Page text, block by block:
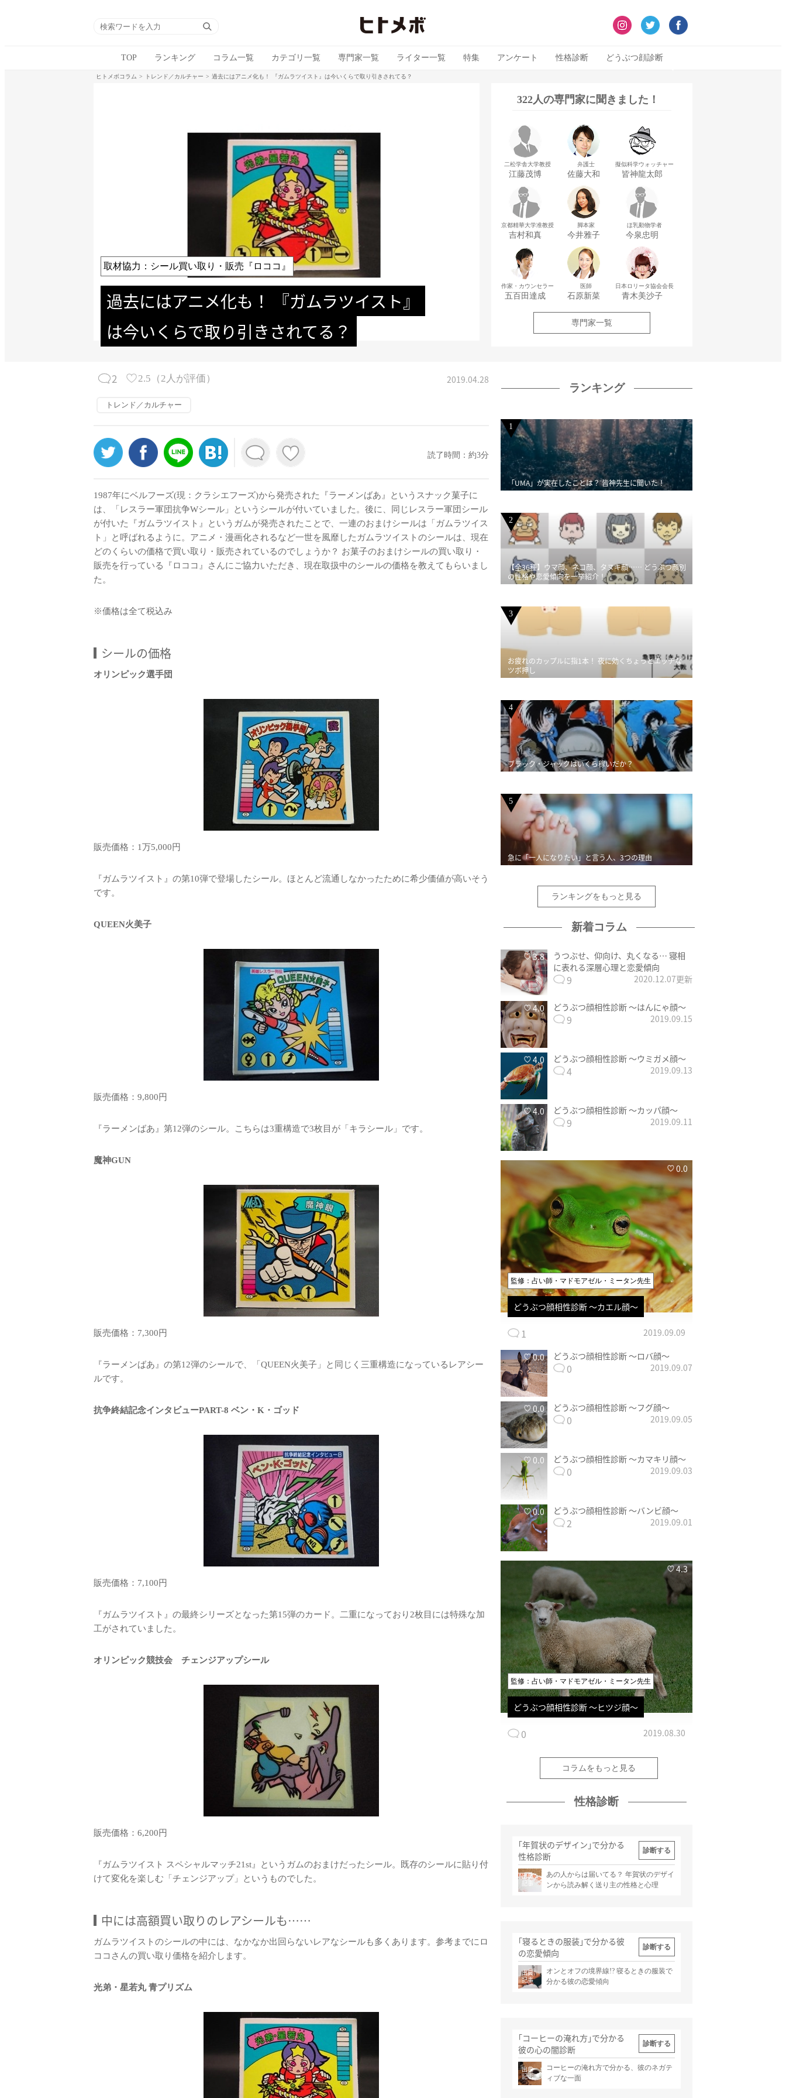
TOP ランキング コラム一覧 カテゴリ一覧 専門家一覧 ライター一覧 特集 アンケート 性格診断 どうぶつ顔診断
ヒトメボコラム トレンド／カルチャー 過去にはアニメ化も！ 『ガムラツイスト』は今いくらで取り引きされてる？
取材協力：シール買い取り・販売『ロココ』
過去にはアニメ化も！ 『ガムラツイスト』
は今いくらで取り引きされてる？
322人の専門家に聞きました！
二松学舎大学教授
江藤茂博
弁護士
佐藤大和
擬似科学ウォッチャー
皆神龍太郎
京都精華大学准教授
吉村和真
脚本家
今井雅子
ほ乳動物学者
今泉忠明
作家・カウンセラー
五百田達成
医師
石原新菜
日本ロリータ協会会長
青木美沙子
専門家一覧
2 2.5 （2 人が評価） 2019.04.28
トレンド／カルチャー
読了時間：約3分
1987年にベルフーズ(現：クラシエフーズ)から発売された『ラーメンばあ』というスナック菓子に
は、「レスラー軍団抗争Wシール」というシールが付いていました。後に、同じレスラー軍団シール
が付いた『ガムラツイスト』というガムが発売されたことで、一連のおまけシールは「ガムラツイス
ト」と呼ばれるように。アニメ・漫画化されるなど一世を風靡したガムラツイストのシールは、現在
どのくらいの価格で買い取り・販売されているのでしょうか？ お菓子のおまけシールの買い取り・
販売を行っている『ロココ』さんにご協力いただき、現在取扱中のシールの価格を教えてもらいまし
た。
※価格は全て税込み
シールの価格
オリンピック選手団
販売価格：1万5,000円
『ガムラツイスト』の第10弾で登場したシール。ほとんど流通しなかったために希少価値が高いそう
です。
QUEEN火美子
販売価格：9,800円
『ラーメンばあ』第12弾のシール。こちらは3重構造で3枚目が「キラシール」です。
魔神GUN
販売価格：7,300円
『ラーメンばあ』の第12弾のシールで、「QUEEN火美子」と同じく三重構造になっているレアシー
ルです。
抗争終結記念インタビューPART-8 ベン・K・ゴッド
販売価格：7,100円
『ガムラツイスト』の最終シリーズとなった第15弾のカード。二重になっており2枚目には特殊な加
工がされていました。
オリンピック競技会 チェンジアップシール
販売価格：6,200円
『ガムラツイスト スペシャルマッチ21st』というガムのおまけだったシール。既存のシールに貼り付
けて変化を楽しむ「チェンジアップ」というものでした。
中には高額買い取りのレアシールも……
ガムラツイストのシールの中には、なかなか出回らないレアなシールも多くあります。参考までにロ
ココさんの買い取り価格を紹介します。
光弟・星若丸 青プリズム
ランキング
1
「UMA」が実在したことは？ 皆神先生に聞いた！
2
【全36種】ウマ顔、ネコ顔、タヌキ顔…… どうぶつ顔別
の性格や恋愛傾向を一挙紹介！
3
お疲れのカップルに指1本！ 夜に効くちょっとエッチな
ツボ押し
4
ブラック・ジャックはいくら稼いだか？
5
急に「一人になりたい」と言う人、3つの理由
ランキングをもっと見る
新着コラム
3.8
うつぶせ、仰向け、丸くなる… 寝相
に表れる深層心理と恋愛傾向
9 2020.12.07更新
4.0 どうぶつ顔相性診断 〜はんにゃ顔〜
9 2019.09.15
4.0 どうぶつ顔相性診断 〜ウミガメ顔〜
4 2019.09.13
4.0 どうぶつ顔相性診断 〜カッパ顔〜
9 2019.09.11
0.0
監修：占い師・マドモアゼル・ミータン先生
どうぶつ顔相性診断 〜カエル顔〜
1 2019.09.09
0.0 どうぶつ顔相性診断 〜ロバ顔〜
0 2019.09.07
0.0 どうぶつ顔相性診断 〜フグ顔〜
0 2019.09.05
0.0 どうぶつ顔相性診断 〜カマキリ顔〜
0 2019.09.03
0.0 どうぶつ顔相性診断 〜バンビ顔〜
2 2019.09.01
4.3
監修：占い師・マドモアゼル・ミータン先生
どうぶつ顔相性診断 〜ヒツジ顔〜
0 2019.08.30
コラムをもっと見る
性格診断
｢年賀状のデザイン｣で分かる
性格診断
診断する
出典
記事
あの人からは届いてる？ 年賀状のデザイ
ンから読み解く送り主の性格と心理
｢寝るときの服装｣で分かる彼
の恋愛傾向
診断する
出典
記事
オンとオフの境界線!? 寝るときの服装で
分かる彼の恋愛傾向
｢コーヒーの淹れ方｣で分かる
彼の心の闇診断
診断する
出典
記事
コーヒーの淹れ方で分かる、彼のネガテ
ィブな一面